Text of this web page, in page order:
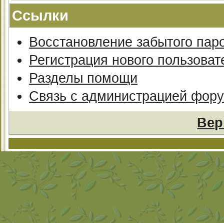
Ссылки
Восстановление забытого
Регистрация нового
Разделы помощи
Связь с администрацией